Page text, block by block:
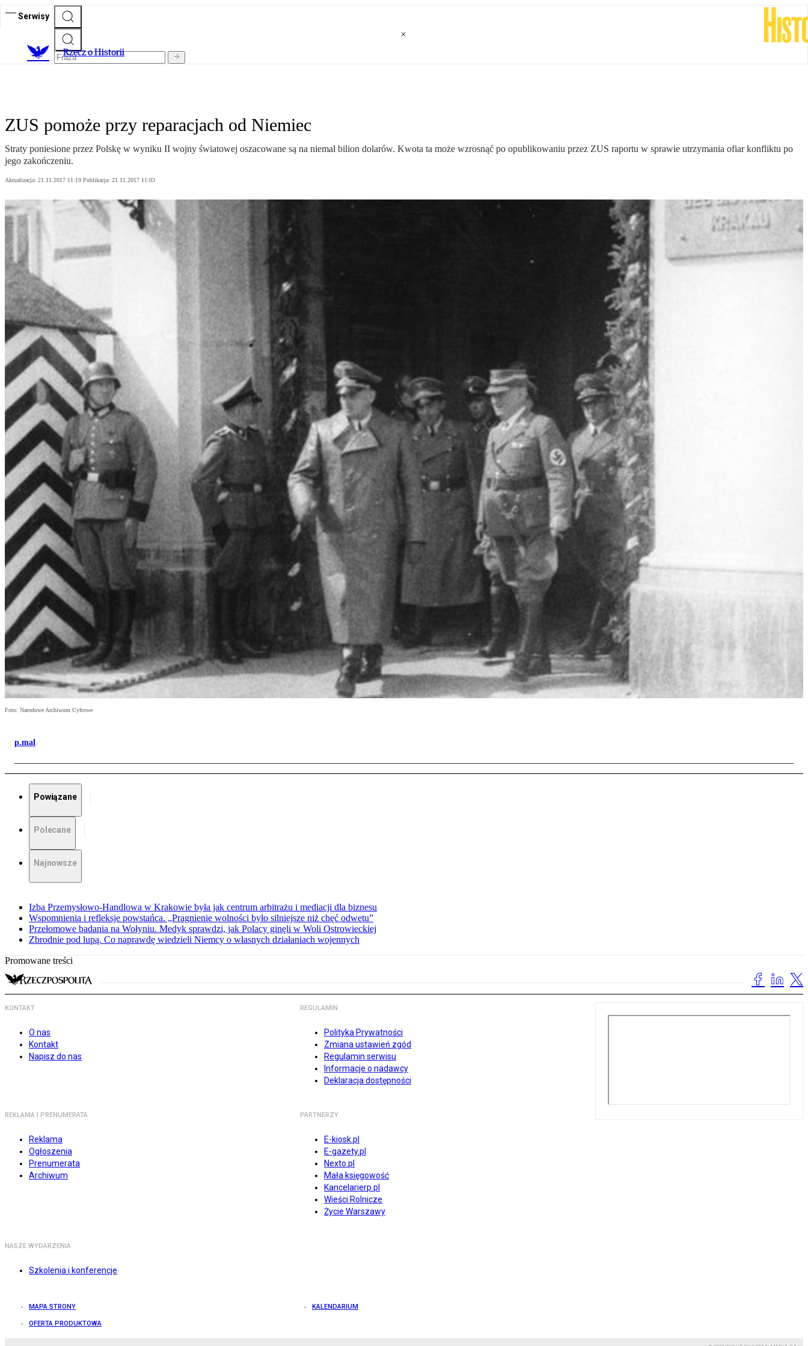
Serwisy
Rzecz o Historii
ZUS pomoże przy reparacjach od Niemiec
Straty poniesione przez Polskę w wyniku II wojny światowej oszacowane są na niemal bilion dolarów. Kwota ta może wzrosnąć po opublikowaniu przez ZUS raportu w sprawie utrzymania ofiar konfliktu po
jego zakończeniu.
Aktualizacja: 21.11.2017 11:19 Publikacja: 21.11.2017 11:03
Foto: Narodowe Archiwum Cyfrowe
p.mal
Powiązane
Polecane
Najnowsze
Izba Przemysłowo-Handlowa w Krakowie była jak centrum arbitrażu i mediacji dla biznesu
Wspomnienia i refleksje powstańca. „Pragnienie wolności było silniejsze niż chęć odwetu”
Przełomowe badania na Wołyniu. Medyk sprawdzi, jak Polacy ginęli w Woli Ostrowieckiej
Zbrodnie pod lupą. Co naprawdę wiedzieli Niemcy o własnych działaniach wojennych
Promowane treści
KONTAKT
O nas
Kontakt
Napisz do nas
REGULAMIN
Polityka Prywatności
Zmiana ustawień zgód
Regulamin serwisu
Informacje o nadawcy
Deklaracja dostępności
REKLAMA I PRENUMERATA
Reklama
Ogłoszenia
Prenumerata
Archiwum
PARTNERZY
E-kiosk.pl
E-gazety.pl
Nexto.pl
Mała księgowość
Kancelarierp.pl
Wieści Rolnicze
Życie Warszawy
NASZE WYDARZENIA
Szkolenia i konferencje
MAPA STRONY KALENDARIUM
OFERTA PRODUKTOWA